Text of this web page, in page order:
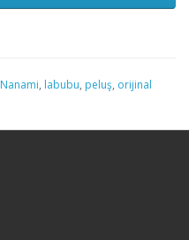
Nanami, labubu, peluş, orijinal